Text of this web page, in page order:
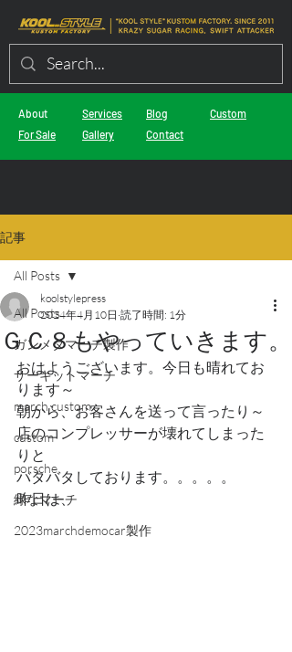
About
For Sale
Services
Gallery
Blog
Contact
Custom
記事
All Posts
ガンメタマーチ製作
サーキットマーチ
march custom
custom
porsche
緑なマーチ
2023marchdemocar製作
All Posts
ＧＣ８もやっていきます。
koolstylepress
2024年4月10日 読了時間: 1分
おはようございます。今日も晴れてお
ります～
朝から、お客さんを送って言ったり～
店のコンプレッサーが壊れてしまった
りと
バタバタしております。。。。。
昨日は、